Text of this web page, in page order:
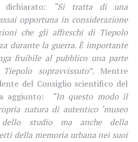
dichiarato:
“Si tratta di una
opportuna in considerazione
che gli affreschi di Tiepolo
durante la guerra. È importante
fruibile al pubblico una parte
sopravvissuto”. Mentre
del Consiglio scientifico del
aggiunto:
“In questo modo il
natura di autentico ‘museo
studio ma anche della
della memoria urbana nei suoi